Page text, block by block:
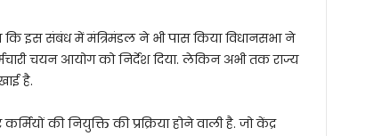
कि इस संबंध में मंत्रिमंडल ने भी पास किया विधानसभा ने
चयन आयोग को निर्देश दिया. लेकिन अभी तक राज्य
है.
की नियुक्ति की प्रक्रिया होने वाली है. जो केंद्र